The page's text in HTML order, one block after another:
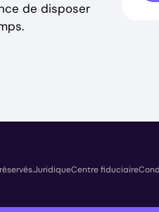
de disposer
JuridiqueCentre fiduciaire